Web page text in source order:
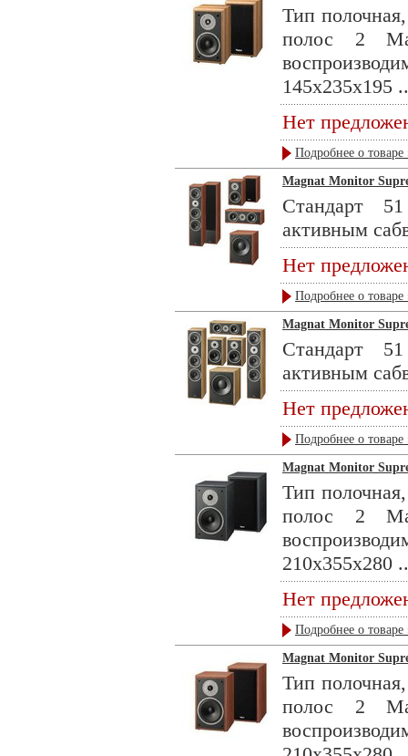
Тип
полос 2
145x235x195
Нет
Подробнее о товаре
Magnat Monitor
Стандарт
активным
Нет
Подробнее о товаре
Magnat Monitor
Стандарт
активным
Нет
Подробнее о товаре
Magnat Monitor
Тип
полос 2
210x355x280
Нет
Подробнее о товаре
Magnat Monitor
Тип
полос 2